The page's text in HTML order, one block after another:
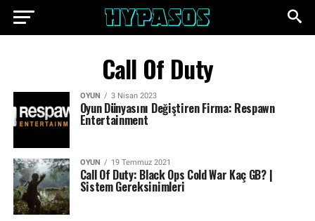
Call Of Duty
OYUN 3 Nisan 2023
Oyun Dünyasını Değiştiren Firma: Respawn
Entertainment
OYUN 19 Temmuz 2021
Call Of Duty: Black Ops Cold War Kaç GB? |
Sistem Gereksinimleri